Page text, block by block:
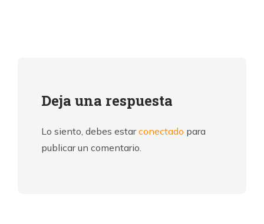
Deja una respuesta
Lo siento, debes estarconectado para
publicar un comentario.